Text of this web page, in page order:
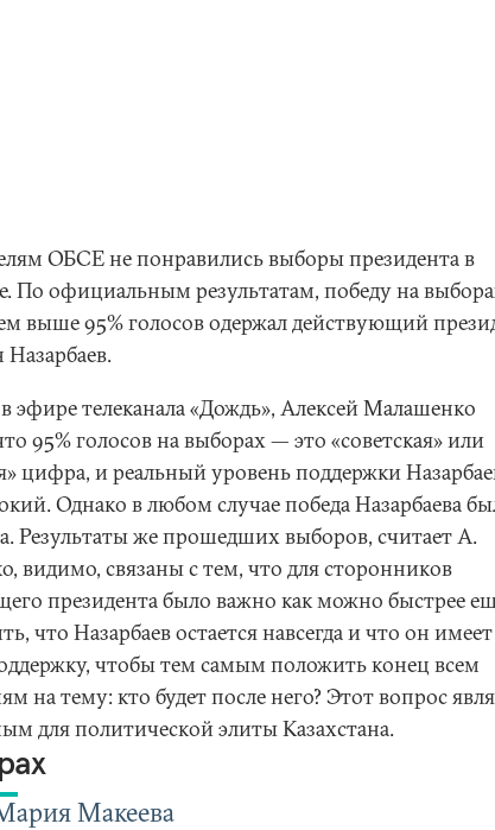
ОБСЕ не понравились выборы президента в
По официальным результатам, победу на
выше 95% голосов одержал действующий
эфире телеканала «Дождь», Алексей Малашенко
95% голосов на выборах — это «советская» или
цифра, и реальный уровень поддержки
Однако в любом случае победа Назарбаева
Результаты же прошедших выборов, считает А.
видимо, связаны с тем, что для сторонников
президента было важно как можно быстрее
что Назарбаев остается навсегда и что он имеет
чтобы тем самым положить конец всем
на тему: кто будет после него? Этот вопрос
для политической элиты Казахстана.
Макеева